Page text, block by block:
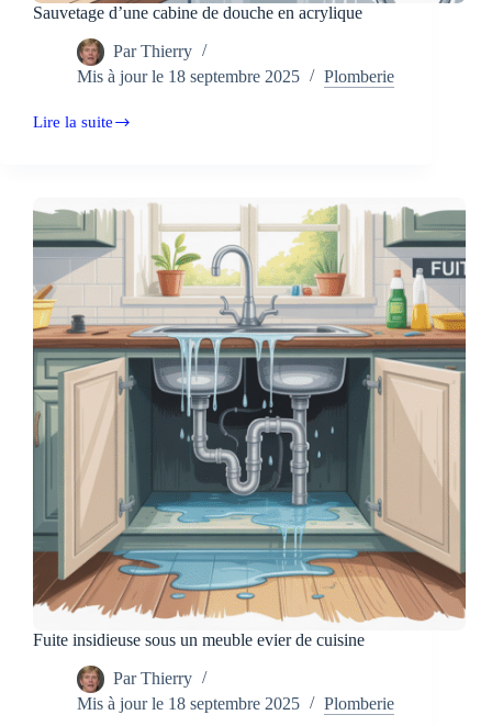
Sauvetage d’une cabine de douche en acrylique
Par Thierry
Mis à jour le 18 septembre 2025 Plomberie
Lire la suite
Sauvetage
douche
en
acrylique
Fuite insidieuse sous un meuble evier de cuisine
Par Thierry
Mis à jour le 18 septembre 2025 Plomberie